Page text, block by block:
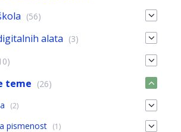
(56)
alata (3)
teme (26)
(2)
pismenost (1)